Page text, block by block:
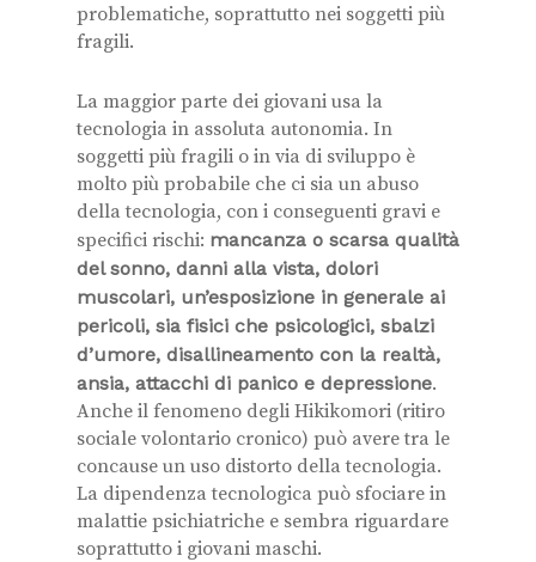
problematiche, soprattutto nei soggetti più
fragili.
La maggior parte dei giovani usa la
tecnologia in assoluta autonomia. In
soggetti più fragili o in via di sviluppo è
molto più probabile che ci sia un abuso
della tecnologia, con i conseguenti gravi e
specifici rischi: mancanza o scarsa qualità
del sonno, danni alla vista, dolori
muscolari, un’esposizione in generale ai
pericoli, sia fisici che psicologici, sbalzi
d’umore, disallineamento con la realtà,
ansia, attacchi di panico e depressione.
Anche il fenomeno degli Hikikomori (ritiro
sociale volontario cronico) può avere tra le
concause un uso distorto della tecnologia.
La dipendenza tecnologica può sfociare in
malattie psichiatriche e sembra riguardare
soprattutto i giovani maschi.